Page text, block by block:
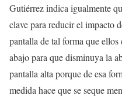
Gutiérrez indica igualmente
clave para reducir el impacto
pantalla de tal forma que
abajo para que disminuya la
pantalla alta porque de esa
medida hace que se seque